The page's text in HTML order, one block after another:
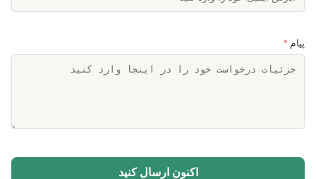
پیام *
اکنون ارسال کنید